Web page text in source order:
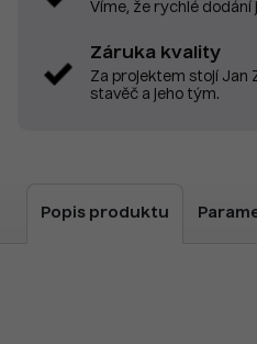
Víme, že rychlé dodání
Záruka kvality
Za projektem stojí Jan
stavěč a jeho tým.
Popis produktu